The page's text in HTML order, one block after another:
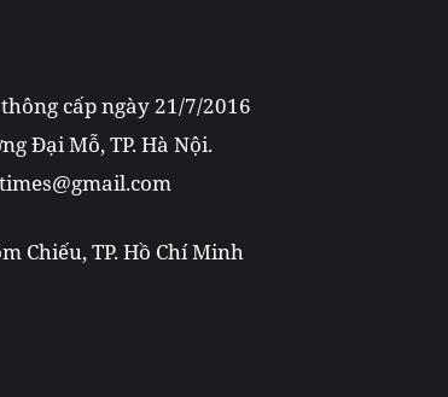
cấp ngày 21/7/2016
Đại Mỗ, TP. Hà Nội.
Chiếu, TP. Hồ Chí Minh